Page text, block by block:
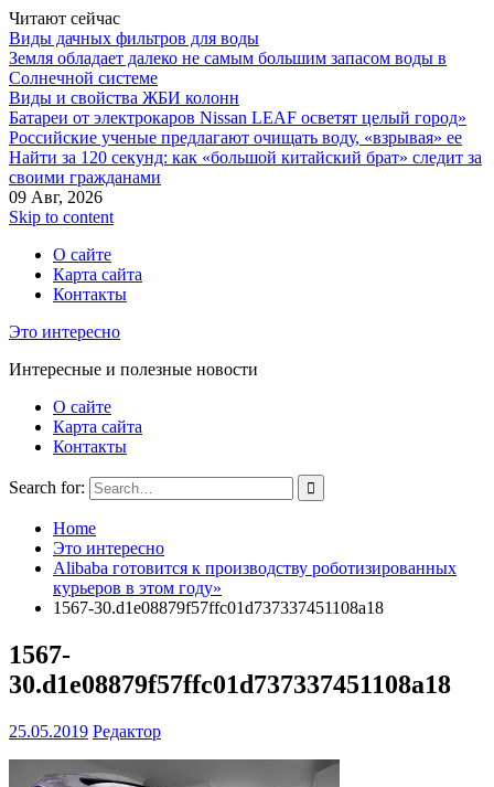
Читают сейчас
Виды дачных фильтров для воды
Земля обладает далеко не самым большим запасом воды в
Солнечной системе
Виды и свойства ЖБИ колонн
Батареи от электрокаров Nissan LEAF осветят целый город»
Российские ученые предлагают очищать воду, «взрывая» ее
Найти за 120 секунд: как «большой китайский брат» следит за
своими гражданами
09 Авг, 2026
Skip to content
О сайте
Карта сайта
Контакты
Это интересно
Интересные и полезные новости
О сайте
Карта сайта
Контакты
Search for:
Home
Это интересно
Alibaba готовится к производству роботизированных
курьеров в этом году»
1567-30.d1e08879f57ffc01d737337451108a18
1567-
30.d1e08879f57ffc01d737337451108a18
25.05.2019 Редактор